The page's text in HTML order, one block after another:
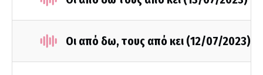
Οι από δω, τους από κει (12/07/2023)